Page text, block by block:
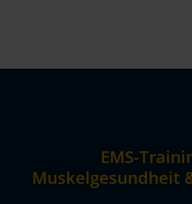
EMS-
Muskelgesundheit